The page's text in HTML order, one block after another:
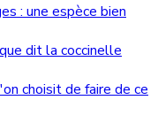
: une espèce bien
dit la coccinelle
choisit de faire de ce